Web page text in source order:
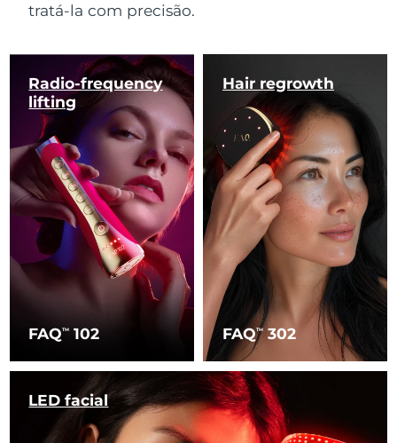
tratá-la com precisão.
FAQTM 102
Radio-frequency
lifting
FAQTM302
Hair regrowth
LED facial